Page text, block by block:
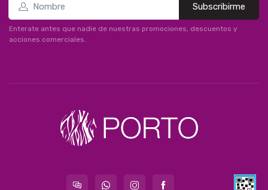
Subscribirme
Enterate antes que nadie de nuestras promociones, descuentos y
acciones comerciales.